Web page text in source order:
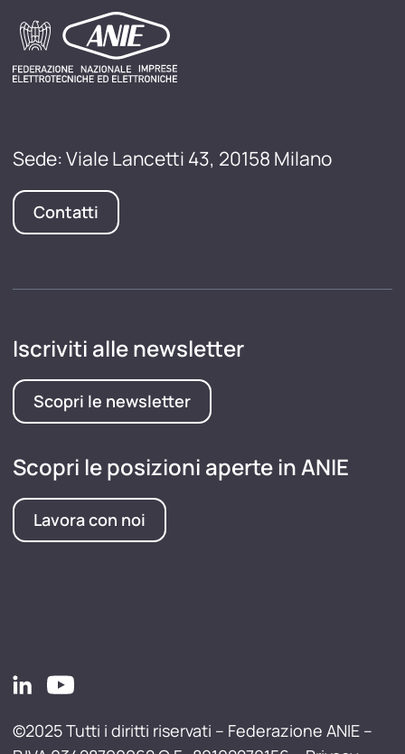
Sede: Viale Lancetti 43, 20158 Milano
Contatti
Iscriviti alle newsletter
Scopri le newsletter
Scopri le posizioni aperte in ANIE
Lavora con noi
©2025 Tutti i diritti riservati – Federazione ANIE –